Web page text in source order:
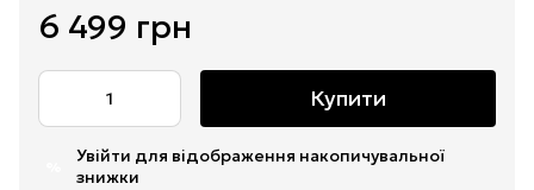
6 499 грн
Купити
Увійти для відображення накопичувальної
знижки